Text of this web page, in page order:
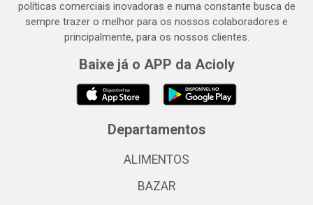
políticas comerciais inovadoras e numa constante busca de
sempre trazer o melhor para os nossos colaboradores e
principalmente, para os nossos clientes.
Baixe já o APP da Acioly
Departamentos
ALIMENTOS
BAZAR